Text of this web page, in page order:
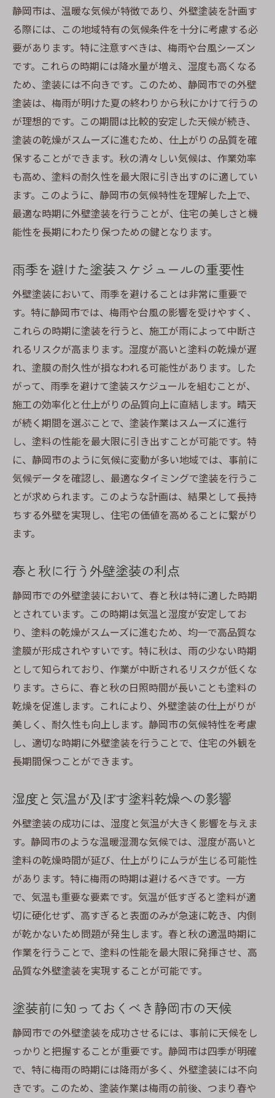
防水性を高めるための施工技術
湿気対策としての塗装メンテナンス
静岡市での塗装トラブルを未然に防ぐ方法
長期的な美観を保つための塗装ケア
専門家に依頼すべき理由とそのメリット
耐久性のある塗料選びで静岡市の外壁を美しく
保つ
静岡市の気象条件に強い塗料の特徴
長持ちする塗料の選び方とその重要性
色褪せしにくい塗料で美観を維持
環境に優しい塗料選択のポイント
施工後のメンテナンスで耐久性を高める方
静岡市でおすすめの塗料メーカーと製品
静岡市での外壁塗装に最適な時期を知るための
ガイド
静岡市の季節別塗装スケジュールの立て方
気候変化に対応した柔軟な塗装計画
施工前にチェックすべき天候要因
最適な塗装時期を見極めるためのポイント
天候予測を活用した計画的な塗装
塗装業者との適切な相談で失敗を防ぐ
湿気に強い塗料で静岡市の外壁を長持ちさせる
方法
湿気に強い塗料の特徴と選び方
塗料の性能と湿気の関係を理解する
湿気による外壁劣化を防ぐ定期的なケア
湿気に強い塗料での施工実例とその効果
静岡市における外壁塗装の成功には時期選びが
鍵
塗装成功のためのベストシーズン選び
静岡市の天候リスクを避ける賢い計画
塗装時期が外壁の寿命に与える影響
塗装プロジェクトのタイムライン作成のコ
ツ
天気予報を活用した効果的な時期選定
雨季を避けた外壁塗装で静岡市の家を守る
雨季前後の塗装タイミングを見極める
雨季の塗装リスクとその回避法
雨に強い塗料で安心の施工を実現
梅雨を避けた塗装計画で品質を確保
雨季における塗装工事の注意点
静岡市の雨季対策としての事前準備
静岡市の外壁塗装を成功させるための季節別計
画
春夏秋冬それぞれの塗装メリットと注意点
季節に合わせた塗装スケジュールの調整
年間を通じた外壁メンテナンスの重要性
天候に応じた柔軟な塗装対応策
静岡市は、温暖な気候が特徴であり、外壁塗装を計画す
る際には、この地域特有の気候条件を十分に考慮する必
要があります。特に注意すべきは、梅雨や台風シーズン
です。これらの時期には降水量が増え、湿度も高くなる
ため、塗装には不向きです。このため、静岡市での外壁
塗装は、梅雨が明けた夏の終わりから秋にかけて行うの
が理想的です。この期間は比較的安定した天候が続き、
塗装の乾燥がスムーズに進むため、仕上がりの品質を確
保することができます。秋の清々しい気候は、作業効率
も高め、塗料の耐久性を最大限に引き出すのに適してい
ます。このように、静岡市の気候特性を理解した上で、
最適な時期に外壁塗装を行うことが、住宅の美しさと機
能性を長期にわたり保つための鍵となります。
雨季を避けた塗装スケジュールの重要性
外壁塗装において、雨季を避けることは非常に重要で
す。特に静岡市では、梅雨や台風の影響を受けやすく、
これらの時期に塗装を行うと、施工が雨によって中断さ
れるリスクが高まります。湿度が高いと塗料の乾燥が遅
れ、塗膜の耐久性が損なわれる可能性があります。した
がって、雨季を避けて塗装スケジュールを組むことが、
施工の効率化と仕上がりの品質向上に直結します。晴天
が続く期間を選ぶことで、塗装作業はスムーズに進行
し、塗料の性能を最大限に引き出すことが可能です。特
に、静岡市のように気候に変動が多い地域では、事前に
気候データを確認し、最適なタイミングで塗装を行うこ
とが求められます。このような計画は、結果として長持
ちする外壁を実現し、住宅の価値を高めることに繋がり
ます。
春と秋に行う外壁塗装の利点
静岡市での外壁塗装において、春と秋は特に適した時期
とされています。この時期は気温と湿度が安定してお
り、塗料の乾燥がスムーズに進むため、均一で高品質な
塗膜が形成されやすいです。特に秋は、雨の少ない時期
として知られており、作業が中断されるリスクが低くな
ります。さらに、春と秋の日照時間が長いことも塗料の
乾燥を促進します。これにより、外壁塗装の仕上がりが
美しく、耐久性も向上します。静岡市の気候特性を考慮
し、適切な時期に外壁塗装を行うことで、住宅の外観を
長期間保つことができます。
湿度と気温が及ぼす塗料乾燥への影響
外壁塗装の成功には、湿度と気温が大きく影響を与えま
す。静岡市のような温暖湿潤な気候では、湿度が高いと
塗料の乾燥時間が延び、仕上がりにムラが生じる可能性
があります。特に梅雨の時期は避けるべきです。一方
で、気温も重要な要素です。気温が低すぎると塗料が適
切に硬化せず、高すぎると表面のみが急速に乾き、内側
が乾かないため問題が発生します。春と秋の適温時期に
作業を行うことで、塗料の性能を最大限に発揮させ、高
品質な外壁塗装を実現することが可能です。
塗装前に知っておくべき静岡市の天候
静岡市での外壁塗装を成功させるには、事前に天候をし
っかりと把握することが重要です。静岡市は四季が明確
で、特に梅雨の時期には降雨が多く、外壁塗装には不向
きです。このため、塗装作業は梅雨の前後、つまり春や